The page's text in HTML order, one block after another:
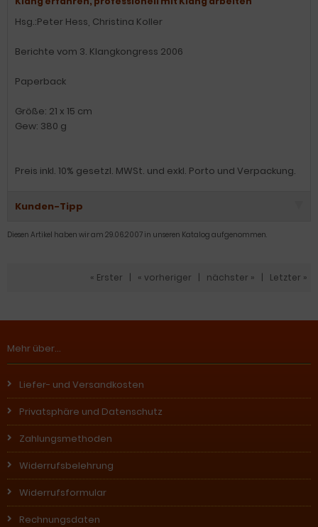
Hsg.:Peter Hess, Christina Koller
Berichte vom 3. Klangkongress 2006
Paperback
Größe: 21 x 15 cm
Gew: 380 g
Preis inkl. 10% gesetzl. MWSt. und exkl. Porto und Verpackung.
Kunden-Tipp
Diesen Artikel haben wir am 29.06.2007 in unseren Katalog aufgenommen.
« Erster « vorheriger nächster » Letzter »
Mehr über...
Liefer- und Versandkosten
Privatsphäre und Datenschutz
Zahlungsmethoden
Widerrufsbelehrung
Widerrufsformular
Rechnungsdaten